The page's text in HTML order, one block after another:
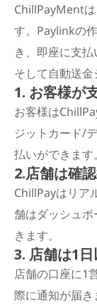
ChillPayMent
す。Paylinkの
き、即座に支払
そして自動送
1. お客様が
お客様は
ジットカード/
払いができます。
2.店舗は確
ChillPayはリア
舗はダッシュ
きます。
3. 店舗は1
店舗の口座に1
際に通知が届き